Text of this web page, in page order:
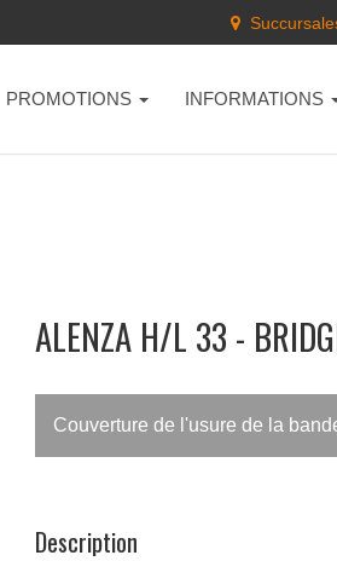
PROMOTIONS INFORMATIONS
ALENZA H/L 33 -
Couverture de l'usure de la
Description